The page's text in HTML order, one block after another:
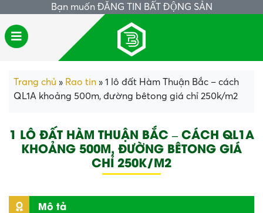
Bạn muốn ĐĂNG TIN BẤT ĐỘNG SẢN
Trang chủ » Rao tin » 1 lô đất Hàm Thuận Bắc – cách
QL1A khoảng 500m, đường bêtong giá chỉ 250k/m2
1 LÔ ĐẤT HÀM THUẬN BẮC – CÁCH QL1A
KHOẢNG 500M, ĐƯỜNG BÊTONG GIÁ
CHỈ 250K/M2
Mô tả